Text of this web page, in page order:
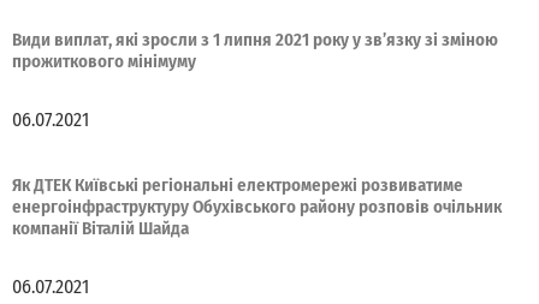
Види виплат, які зросли з 1 липня 2021 року у зв’язку зі зміною
прожиткового мінімуму
06.07.2021
Як ДТЕК Київські регіональні електромережі розвиватиме
енергоінфраструктуру Обухівського району розповів очільник
компанії Віталій Шайда
06.07.2021